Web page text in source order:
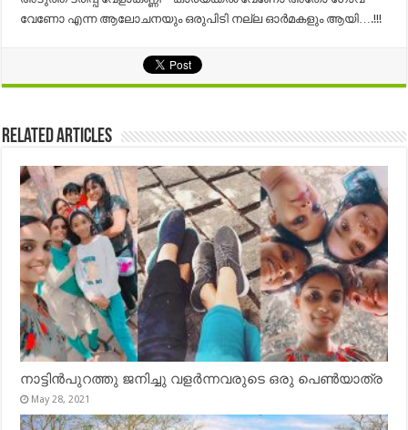
വേണോ എന്ന ആലോചനയും ഒരുപിടി നല്ല ഓർമകളും ആയി….!!!
Related Articles
നാട്ടിൻപുറത്തു ജനിച്ചു വളർന്നവരുടെ ഒരു പെൺയാത്ര
May 28, 2021